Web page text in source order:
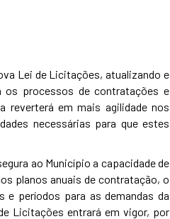
Lei de Licitações, atualizando e
os processos de contratações e
reverterá em mais agilidade nos
necessárias para que estes
ao Município a capacidade de
planos anuais de contratação, o
períodos para as demandas da
Licitações entrará em vigor, por